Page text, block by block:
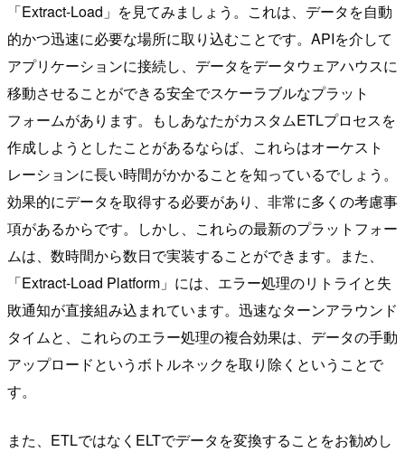
「Extract-Load」を見てみましょう。これは、データを自動
的かつ迅速に必要な場所に取り込むことです。APIを介して
アプリケーションに接続し、データをデータウェアハウスに
移動させることができる安全でスケーラブルなプラット
フォームがあります。もしあなたがカスタムETLプロセスを
作成しようとしたことがあるならば、これらはオーケスト
レーションに長い時間がかかることを知っているでしょう。
効果的にデータを取得する必要があり、非常に多くの考慮事
項があるからです。しかし、これらの最新のプラットフォー
ムは、数時間から数日で実装することができます。また、
「Extract-Load Platform」には、エラー処理のリトライと失
敗通知が直接組み込まれています。迅速なターンアラウンド
タイムと、これらのエラー処理の複合効果は、データの手動
アップロードというボトルネックを取り除くということで
す。
また、ETLではなくELTでデータを変換することをお勧めし